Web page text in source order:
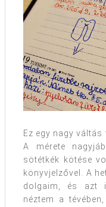
Ez egy nagy
A mérete
sötétkék kötése
könyvjelzővel. A
dolgaim, és azt
néztem a